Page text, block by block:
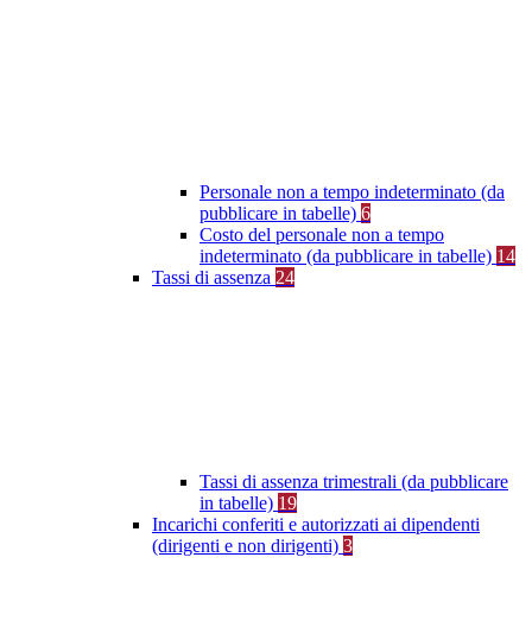
Personale non a tempo indeterminato (da
pubblicare in tabelle) 6
Costo del personale non a tempo
indeterminato (da pubblicare in tabelle) 14
Tassi di assenza 24
Tassi di assenza trimestrali (da pubblicare
in tabelle) 19
Incarichi conferiti e autorizzati ai dipendenti
(dirigenti e non dirigenti) 3